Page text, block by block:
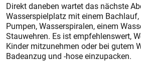
Direkt daneben wartet das nächste
Wasserspielplatz mit einem Bachlauf,
Pumpen, Wasserspiralen, einem
Stauwehren. Es ist empfehlenswert,
Kinder mitzunehmen oder bei gutem
Badeanzug und -hose einzupacken.